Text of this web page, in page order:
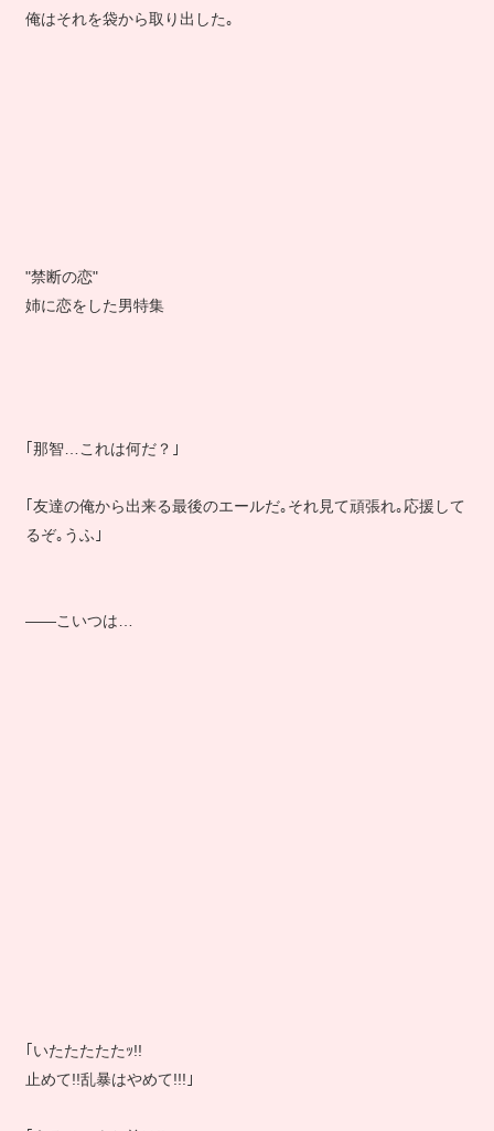
俺はそれを袋から取り出した｡
"禁断の恋"
姉に恋をした男特集
｢那智…これは何だ？｣
｢友達の俺から出来る最後のエールだ｡それ見て頑張れ｡応援して
るぞ｡うふ｣
――こいつは…
｢いたたたたたｯ!!
止めて!!乱暴はやめて!!!｣